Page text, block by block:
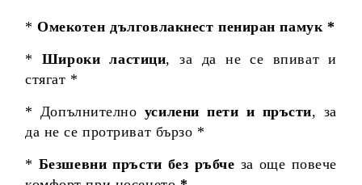
*Омекотен дълговлакнест пениран памук *
* Широки ластици, за да не се впиват и
стягат *
* Допълнително усилени пети и пръсти, за
да не се протриват бързо *
* Безшевни пръсти без ръбче за още повече